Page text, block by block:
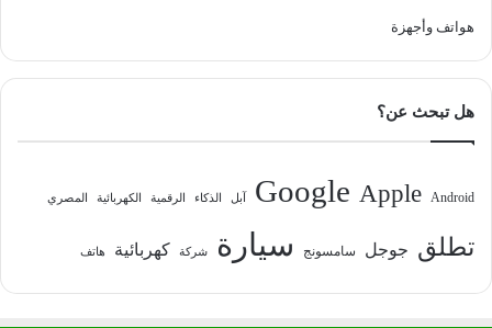
هواتف وأجهزة
هل تبحث عن؟
Android
Apple
Google آبل الذكاء الرقمية الكهربائية المصري
تطلق جوجل سامسونج سيارة شركة كهربائية هاتف